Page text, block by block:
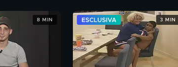
8 MIN 3 MIN